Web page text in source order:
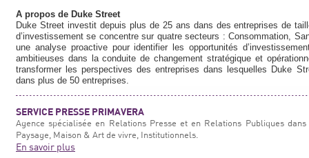
A propos de Duke Street
Duke Street investit depuis plus de 25 ans dans des entreprises de
d’investissement se concentre sur quatre secteurs : Consommation,
une analyse proactive pour identifier les opportunités
ambitieuses dans la conduite de changement stratégique et
transformer les perspectives des entreprises dans lesquelles Duke
dans plus de 50 entreprises.
SERVICE PRESSE PRIMAVERA
Agence spécialisée en Relations Presse et en Relations Publiques
Paysage, Maison & Art de vivre, Institutionnels.
En savoir plus